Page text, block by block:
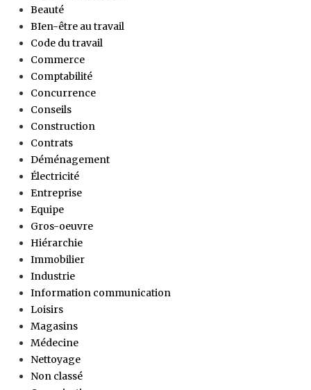
Beauté
BIen-être au travail
Code du travail
Commerce
Comptabilité
Concurrence
Conseils
Construction
Contrats
Déménagement
Électricité
Entreprise
Equipe
Gros-oeuvre
Hiérarchie
Immobilier
Industrie
Information communication
Loisirs
Magasins
Médecine
Nettoyage
Non classé